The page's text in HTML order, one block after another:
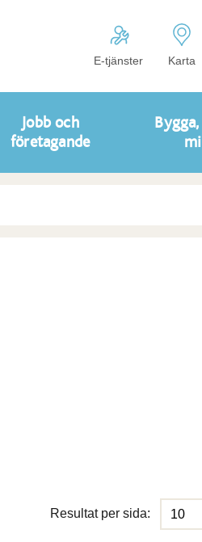
E-tjänster Karta
Jobb och
företagande
Resultat per sida: